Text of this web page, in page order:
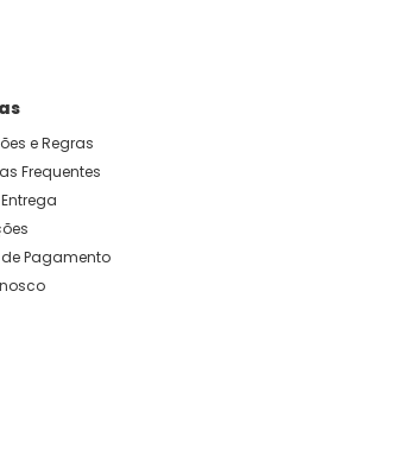
e Regras
Frequentes
Pagamento